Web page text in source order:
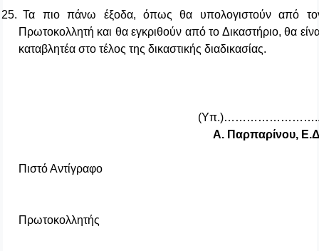
25. Τα πιο πάνω έξοδα, όπως θα υπολογιστούν από
Πρωτοκολλητή και θα εγκριθούν από το Δικαστήριο, θα
καταβλητέα στο τέλος της δικαστικής διαδικασίας.
Α. Παρπαρίνου,
Πιστό Αντίγραφο
Πρωτοκολλητής